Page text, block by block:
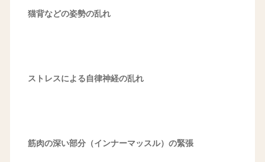
猫背などの姿勢の乱れ
ストレスによる自律神経の乱れ
筋肉の深い部分（インナーマッスル）の緊張